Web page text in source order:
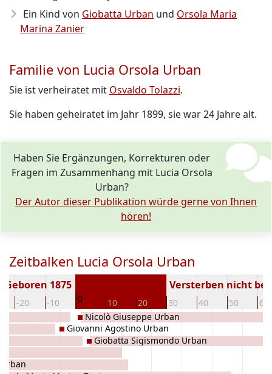
Ein Kind von Giobatta Urban und Orsola Maria
Marina Zanier
Familie von Lucia Orsola Urban
Sie ist verheiratet mit Osvaldo Tolazzi.
Sie haben geheiratet im Jahr 1899, sie war 24 Jahre alt.
Haben Sie Ergänzungen, Korrekturen oder
Fragen im Zusammenhang mit Lucia Orsola
Urban?
Der Autor dieser Publikation würde gerne von Ihnen
hören!
Zeitbalken Lucia Orsola Urban
-20 -10 0 10 20 30 40 50 60
Geboren 1875 Versterben nicht
Giovanni Agostino Urban
Nicolò Giuseppe Urban
Giobatta Sigismondo Urban